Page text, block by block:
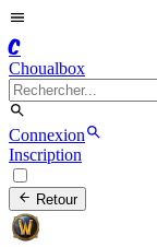
C
Choualbox
Connexion
Inscription
Retour